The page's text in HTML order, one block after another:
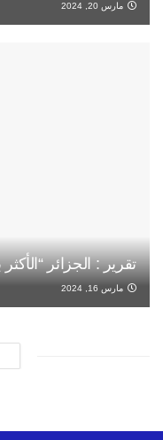
مارس 20, 2024
تقرير : الجزائر
مارس 16, 2024